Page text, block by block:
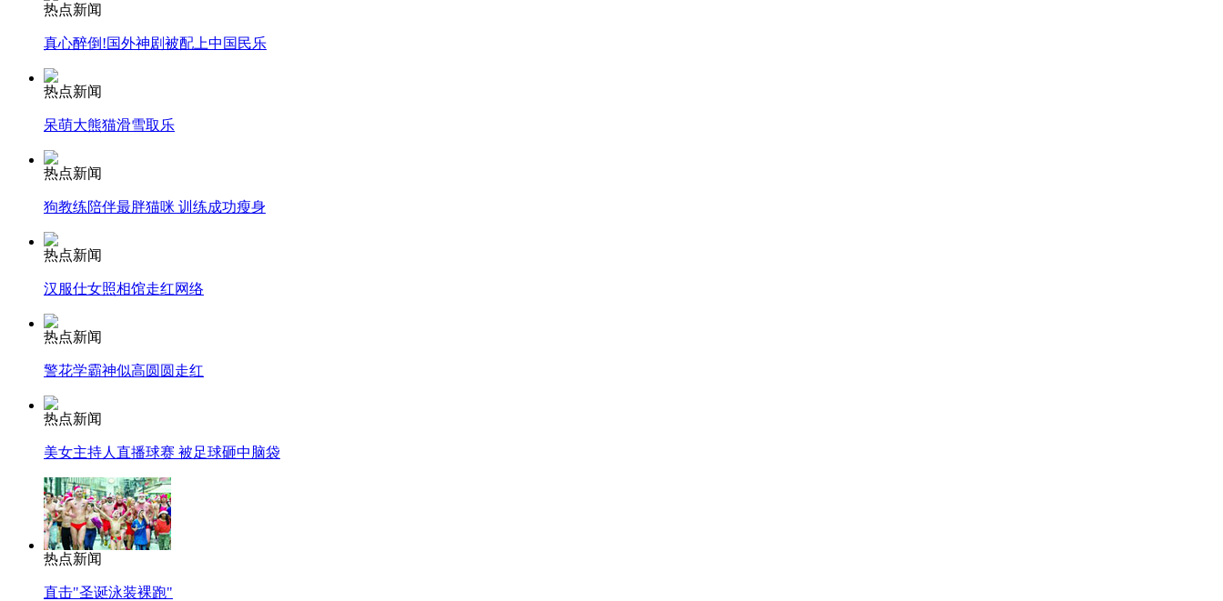
外交部：有关国家言论片面不公正
安徽一实载49人客车翻车
走！跟着总书记去植树
纽约上演“枕头大战”
热点新闻
真心醉倒!国外神剧被配上中国民乐
热点新闻
呆萌大熊猫滑雪取乐
热点新闻
狗教练陪伴最胖猫咪 训练成功瘦身
热点新闻
汉服仕女照相馆走红网络
热点新闻
警花学霸神似高圆圆走红
热点新闻
美女主持人直播球赛 被足球砸中脑袋
热点新闻
直击"圣诞泳装裸跑"